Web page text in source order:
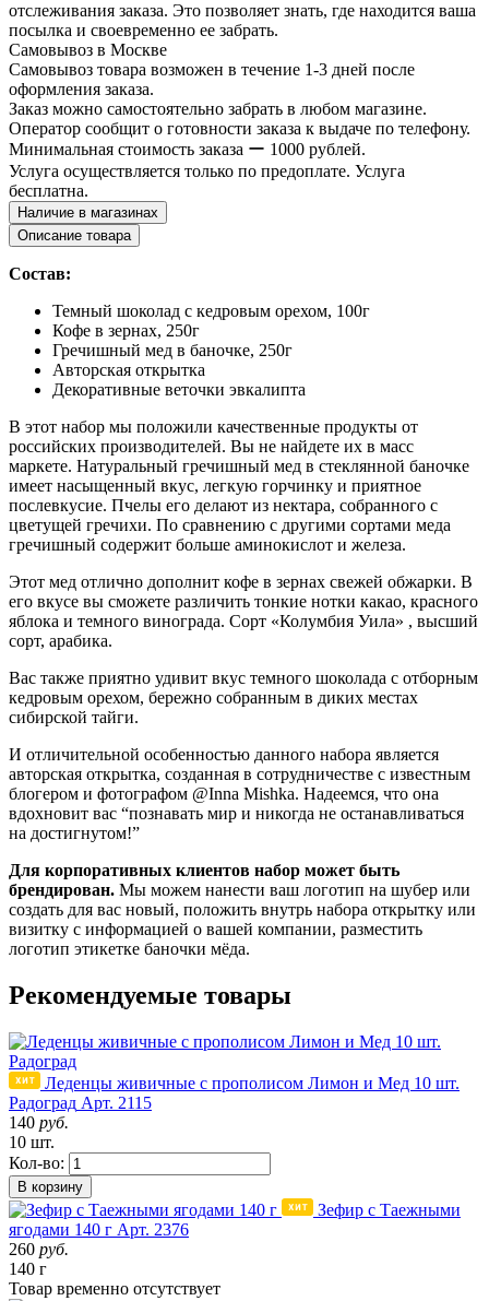
отслеживания заказа. Это позволяет знать, где находится ваша
посылка и своевременно ее забрать.
Самовывоз в Москве
Самовывоз товара возможен в течение 1-3 дней после
оформления заказа.
Заказ можно самостоятельно забрать в любом магазине.
Оператор сообщит о готовности заказа к выдаче по телефону.
Минимальная стоимость заказа ー 1000 рублей.
Услуга осуществляется только по предоплате. Услуга
бесплатна.
Наличие в магазинах
Описание товара
Состав:
Темный шоколад с кедровым орехом, 100г
Кофе в зернах, 250г
Гречишный мед в баночке, 250г
Авторская открытка
Декоративные веточки эвкалипта
В этот набор мы положили качественные продукты от
российских производителей. Вы не найдете их в масс
маркете. Натуральный гречишный мед в стеклянной баночке
имеет насыщенный вкус, легкую горчинку и приятное
послевкусие. Пчелы его делают из нектара, собранного с
цветущей гречихи. По сравнению с другими сортами меда
гречишный содержит больше аминокислот и железа.
Этот мед отлично дополнит кофе в зернах свежей обжарки. В
его вкусе вы сможете различить тонкие нотки какао, красного
яблока и темного винограда. Сорт «Колумбия Уила» , высший
сорт, арабика.
Вас также приятно удивит вкус темного шоколада с отборным
кедровым орехом, бережно собранным в диких местах
сибирской тайги.
И отличительной особенностью данного набора является
авторская открытка, созданная в сотрудничестве с известным
блогером и фотографом @Inna Mishka. Надеемся, что она
вдохновит вас “познавать мир и никогда не останавливаться
на достигнутом!”
Для корпоративных клиентов набор может быть
брендирован. Мы можем нанести ваш логотип на шубер или
создать для вас новый, положить внутрь набора открытку или
визитку с информацией о вашей компании, разместить
логотип этикетке баночки мёда.
Рекомендуемые товары
Леденцы живичные с прополисом Лимон и Мед 10 шт.
Радоград Арт. 2115
140 руб.
10 шт.
Кол-во:
В корзину
Зефир с Таежными
ягодами 140 г Арт. 2376
260 руб.
140 г
Товар временно отсутствует